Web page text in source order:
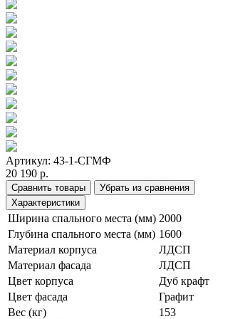
Артикул: 43-1-СГМФ
20 190 р.
Сравнить товары
Убрать из сравнения
Характеристики
Ширина спального места (мм) 2000
Глубина спального места (мм) 1600
Материал корпуса
ЛДСП
Материал фасада
ЛДСП
Цвет корпуса
Дуб крафт
Цвет фасада
Графит
Вес (кг)
153